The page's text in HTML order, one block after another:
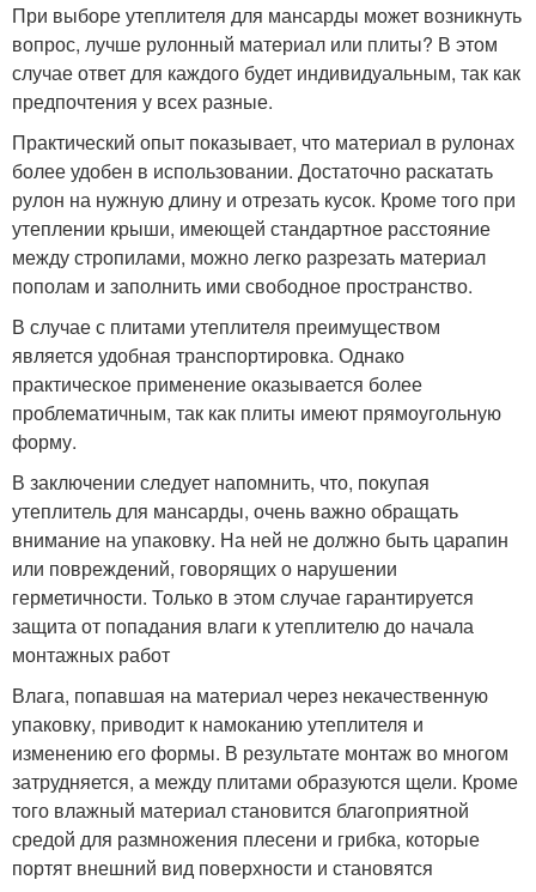
При выборе утеплителя для мансарды может возникнуть
вопрос, лучше рулонный материал или плиты? В этом
случае ответ для каждого будет индивидуальным, так как
предпочтения у всех разные.
Практический опыт показывает, что материал в рулонах
более удобен в использовании. Достаточно раскатать
рулон на нужную длину и отрезать кусок. Кроме того при
утеплении крыши, имеющей стандартное расстояние
между стропилами, можно легко разрезать материал
пополам и заполнить ими свободное пространство.
В случае с плитами утеплителя преимуществом
является удобная транспортировка. Однако
практическое применение оказывается более
проблематичным, так как плиты имеют прямоугольную
форму.
В заключении следует напомнить, что, покупая
утеплитель для мансарды, очень важно обращать
внимание на упаковку. На ней не должно быть царапин
или повреждений, говорящих о нарушении
герметичности. Только в этом случае гарантируется
защита от попадания влаги к утеплителю до начала
монтажных работ
Влага, попавшая на материал через некачественную
упаковку, приводит к намоканию утеплителя и
изменению его формы. В результате монтаж во многом
затрудняется, а между плитами образуются щели. Кроме
того влажный материал становится благоприятной
средой для размножения плесени и грибка, которые
портят внешний вид поверхности и становятся